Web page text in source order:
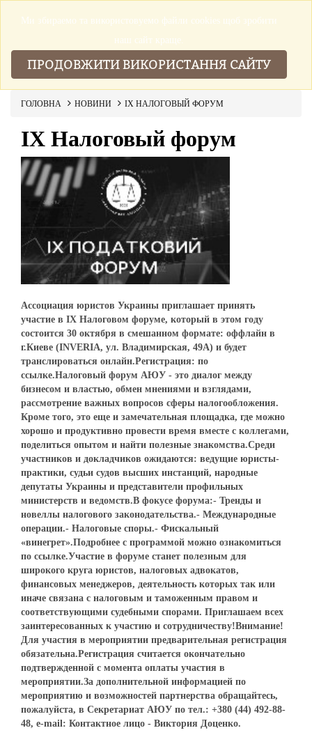
ГОЛОВНА НОВИНИ IX НАЛОГОВЫЙ ФОРУМ
IX Налоговый форум
Ассоциация юристов Украины приглашает принять
участие в IX Налоговом форуме, который в этом году
состоится 30 октября в смешанном формате: оффлайн в
г.Киеве (INVERIA, ул. Владимирская, 49А) и будет
транслироваться онлайн.Регистрация: по
ссылке.Налоговый форум АЮУ - это диалог между
бизнесом и властью, обмен мнениями и взглядами,
рассмотрение важных вопросов сферы налогообложения.
Кроме того, это еще и замечательная площадка, где можно
хорошо и продуктивно провести время вместе с коллегами,
поделиться опытом и найти полезные знакомства.Среди
участников и докладчиков ожидаются: ведущие юристы-
практики, судьи судов высших инстанций, народные
депутаты Украины и представители профильных
министерств и ведомств.В фокусе форума:- Тренды и
новеллы налогового законодательства.- Международные
операции.- Налоговые споры.- Фискальный
«винегрет».Подробнее с программой можно ознакомиться
по ссылке.Участие в форуме станет полезным для
широкого круга юристов, налоговых адвокатов,
финансовых менеджеров, деятельность которых так или
иначе связана с налоговым и таможенным правом и
соответствующими судебными спорами. Приглашаем всех
заинтересованных к участию и сотрудничеству!Внимание!
Для участия в мероприятии предварительная регистрация
обязательна.Регистрация считается окончательно
подтвержденной с момента оплаты участия в
мероприятии.За дополнительной информацией по
мероприятию и возможностей партнерства обращайтесь,
пожалуйста, в Секретариат АЮУ по тел.: +380 (44) 492-88-
48, e-mail: Контактное лицо - Виктория Доценко.
Ми збираемо та використовуемо файли cookies щоб зробити
наш сайт краще.
ПРОДОВЖИТИ ВИКОРИСТАННЯ САЙТУ